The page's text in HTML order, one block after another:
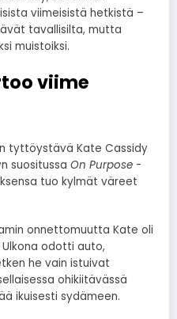
viimeisistä hetkistä –
tavallisilta, mutta
muistoiksi.
viime
tyttöystävä Kate Cassidy
suositussa On Purpose -
tuo kylmät väreet
onnettomuutta Kate oli
odotti auto,
he vain istuivat
ohikiitävässä
ikuisesti sydämeen.